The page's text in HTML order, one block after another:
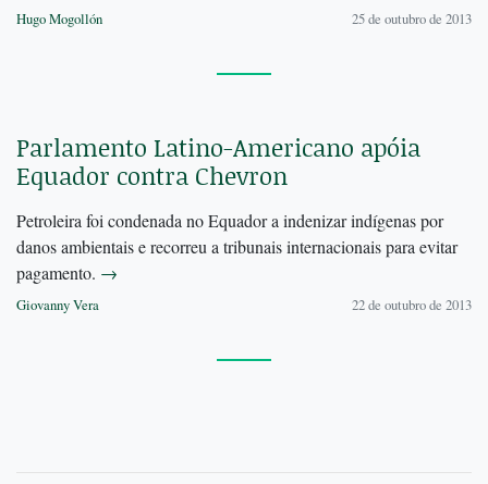
Hugo Mogollón 25 de outubro de 2013
Parlamento Latino-Americano apóia
Equador contra Chevron
Petroleira foi condenada no Equador a indenizar indígenas por
danos ambientais e recorreu a tribunais internacionais para evitar
pagamento. →
Giovanny Vera 22 de outubro de 2013